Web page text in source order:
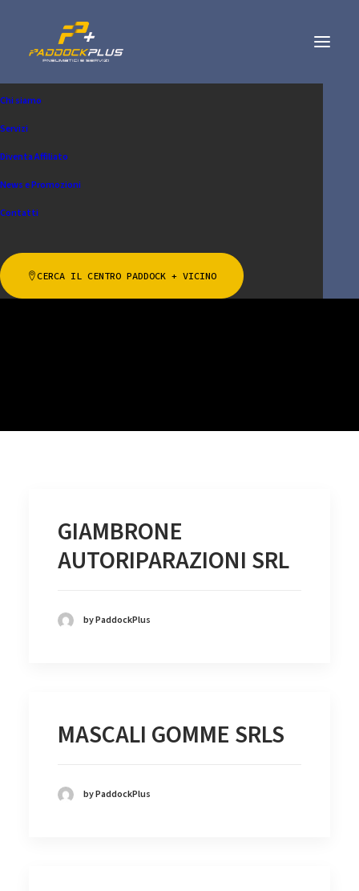
Chi siamo
Servizi
Diventa Affiliato
News e Promozioni
Contatti
CERCA IL CENTRO PADDOCK + VICINO
leggero
GIAMBRONE
AUTORIPARAZIONI SRL
by PaddockPlus
MASCALI GOMME SRLS
by PaddockPlus